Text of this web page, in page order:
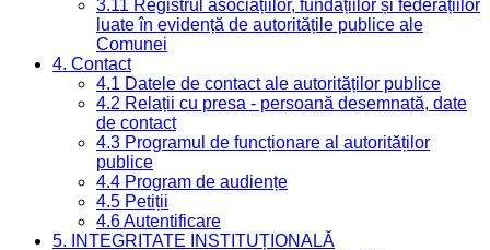
3.11 Registrul asociațiilor, fundațiilor și federațiilor
luate în evidență de autoritățile publice ale
Comunei
4. Contact
4.1 Datele de contact ale autorităților publice
4.2 Relații cu presa - persoană desemnată, date
de contact
4.3 Programul de funcționare al autorităților
publice
4.4 Program de audiențe
4.5 Petiții
4.6 Autentificare
5. INTEGRITATE INSTITUȚIONALĂ